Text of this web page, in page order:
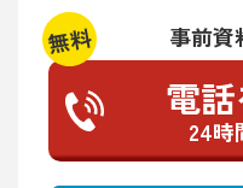
無料 事前資
電
24時